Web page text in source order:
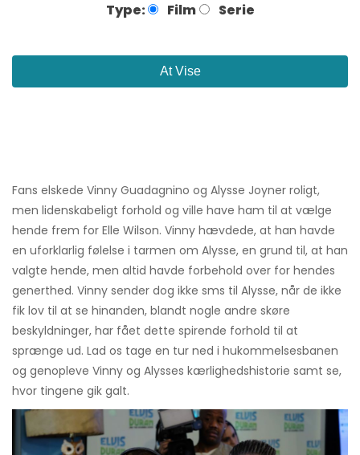
Type: Film Serie
At Vise
Fans elskede Vinny Guadagnino og Alysse Joyner roligt,
men lidenskabeligt forhold og ville have ham til at vælge
hende frem for Elle Wilson. Vinny hævdede, at han havde
en uforklarlig følelse i tarmen om Alysse, en grund til, at han
valgte hende, men altid havde forbehold over for hendes
generthed. Vinny sender dog ikke sms til Alysse, når de ikke
fik lov til at se hinanden, blandt nogle andre skøre
beskyldninger, har fået dette spirende forhold til at
sprænge ud. Lad os tage en tur ned i hukommelsesbanen
og genopleve Vinny og Alysses kærlighedshistorie samt se,
hvor tingene gik galt.